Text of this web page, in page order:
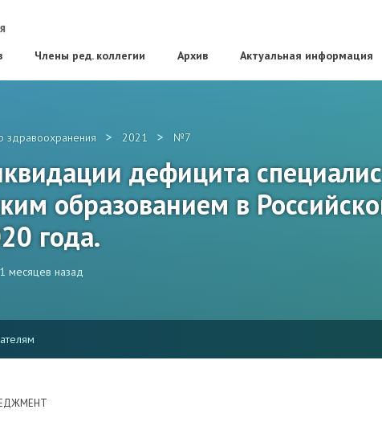
Члены ред. коллегии Архив Актуальная информация
> 2021 > №7
дефицита
образованием в
года.
месяцев назад